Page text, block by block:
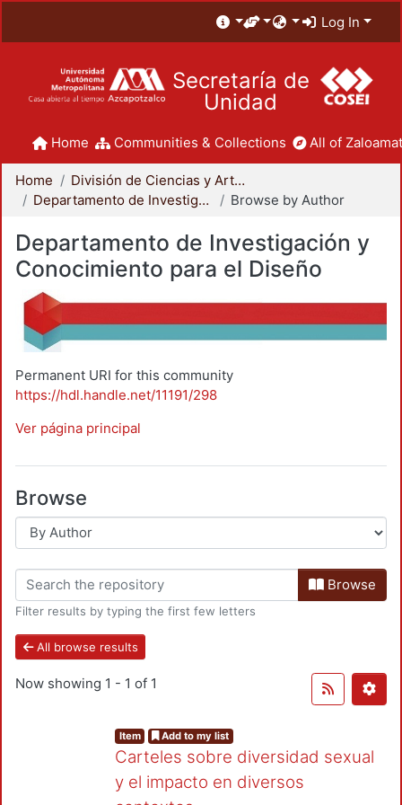
Log In
Secretaría de
Unidad
Home Communities & Collections All of
Home
División de Ciencias y Artes para el Diseño
Departamento de Investigación y Conocimiento para el Diseño
Browse by Author
Departamento de Investigación y
Conocimiento para el Diseño
Permanent URI for this community
https://hdl.handle.net/11191/298
Ver página principal
Browse
Browse
Filter results by typing the first few letters
All browse results
Now showing 1 - 1 of 1
Item Add to my list
Carteles sobre diversidad sexual
y el impacto en diversos